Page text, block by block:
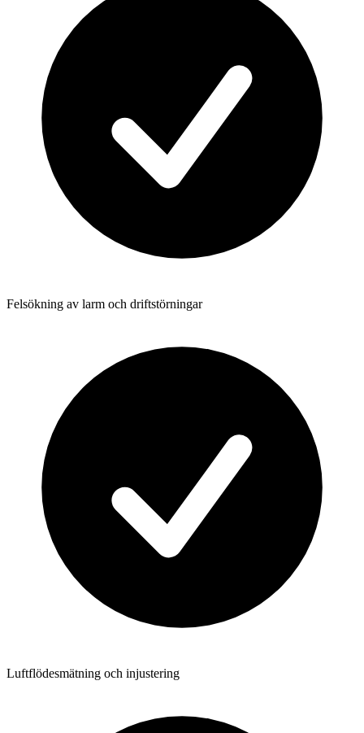
Felsökning av larm och driftstörningar
Luftflödesmätning och injustering